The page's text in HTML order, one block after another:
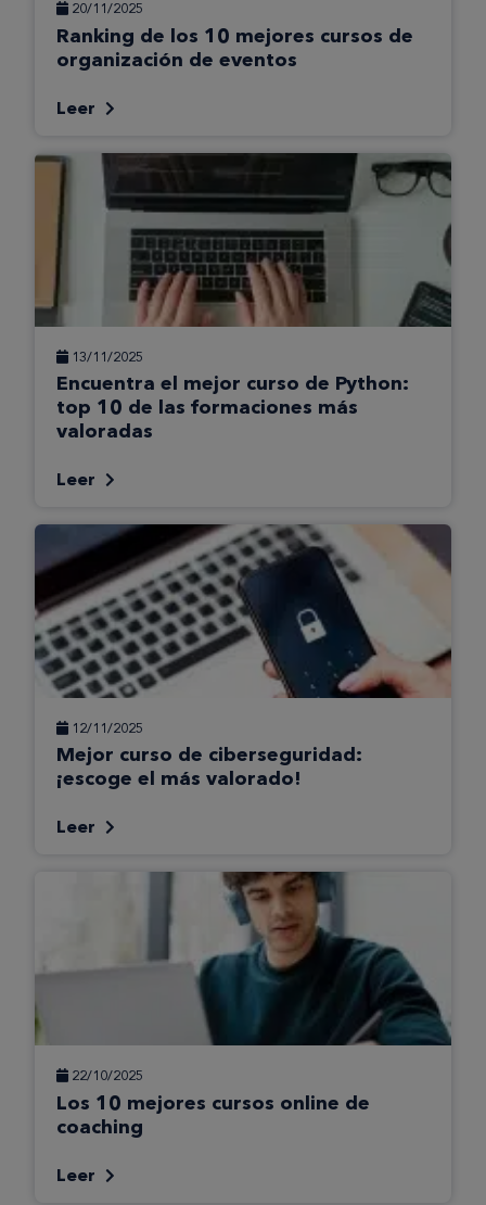
20/11/2025
Ranking de los 10 mejores cursos de
organización de eventos
Leer
13/11/2025
Encuentra el mejor curso de Python:
top 10 de las formaciones más
valoradas
Leer
12/11/2025
Mejor curso de ciberseguridad:
¡escoge el más valorado!
Leer
22/10/2025
Los 10 mejores cursos online de
coaching
Leer